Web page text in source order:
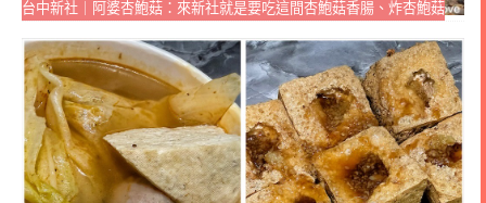
台中新社｜阿婆杏鮑菇：來新社就是要吃這間杏鮑菇香腸、炸杏鮑菇